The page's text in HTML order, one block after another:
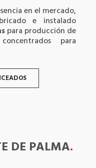
en el mercado,
e instalado
para producción de
para
DE PALMA.